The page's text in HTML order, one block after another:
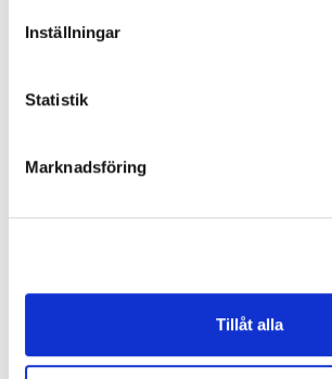
Inställningar
Statistik
Marknadsföring
Tillåt alla
Att bygga ett XNvillan